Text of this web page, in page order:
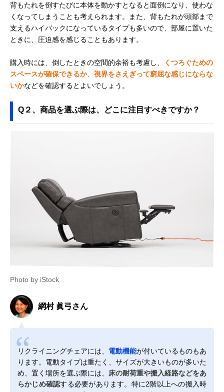
背もたれを倒すたびに本体を動かすとなると面倒になり、使わな
くなってしまうことも考えられます。また、背もたれが頭部まで
支えるハイバックになっているタイプも多いので、部屋に置いた
ときに、圧迫感を感じることもあります。
購入時には、倒したときの空間的余裕も考慮し、
くつろぐための
スペースが確保できるか、視界をさえぎって窮屈な感じにならな
いかなどを確認するとよいでしょう。
Q２、商品を選ぶ際は、どこに注目すべきですか？
Photo by iStock
網村 眞弓さん
リクライニングチェアには、 電動機能が付いているものもあ
ります。電動タイプは重たく、サイズが大きいものが多いた
め、置く場所を選ぶ際には、 床の耐荷重や搬入経路などをあ
らかじめ確認する必要があります。特に2階以上への搬入時